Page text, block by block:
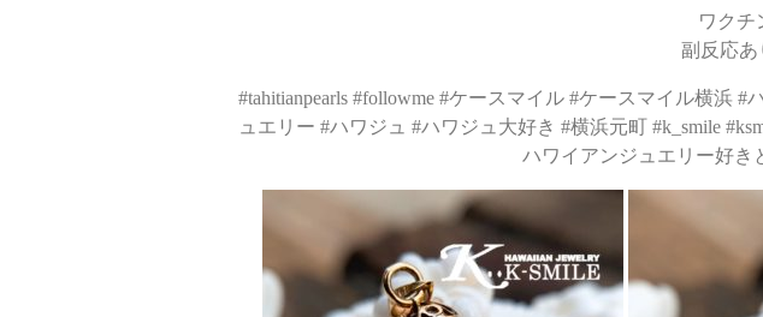
ワクチ
副反応あ
#tahitianpearls #followme #ケースマイル #ケースマイル横浜
ュエリー #ハワジュ #ハワジュ大好き #横浜元町 #k_smile
ハワイアンジュエリー好き